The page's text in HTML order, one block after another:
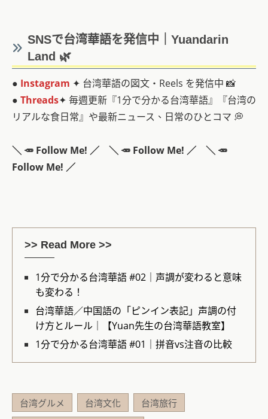
SNSで台湾華語を発信中｜Yuandarin
Land 🌿
● Instagram ✦ 台湾華語の図文・Reels を発信中 📸
● Threads✦ 毎週更新『1分で分かる台湾華語』『台湾の
リアルな食日常』や最新ニュース、日常のひとコマ 💭
＼ 🥕 Follow Me! ／ ＼ 🥕 Follow Me! ／ ＼ 🥕
Follow Me! ／
>> Read More >>
1分で分かる台湾華語 #02｜声調が変わると意味
も変わる！
台湾華語／中国語の「ピンイン表記」声調の付
け方とルール｜【Yuan先生の台湾華語教室】
1分で分かる台湾華語 #01｜拼音vs注音の比較
台湾グルメ 台湾文化
台湾旅行